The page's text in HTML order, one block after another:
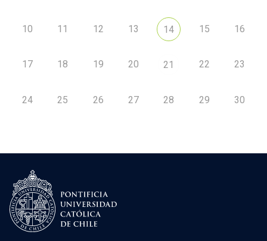
10 11 12 13 14 15 16
17 18 19 20 21 22 23
24 25 26 27 28 29 30